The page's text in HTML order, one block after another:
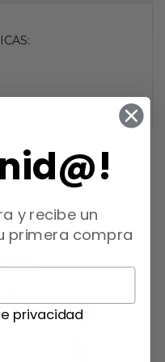
misma
y recibe un
primera compra
privacidad